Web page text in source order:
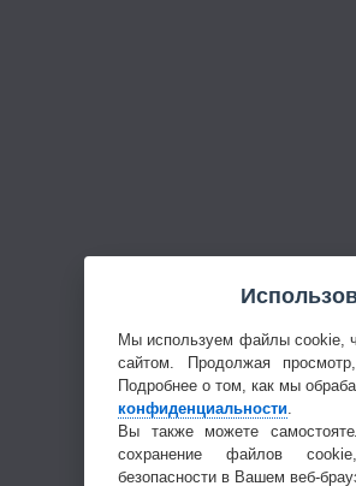
Мы используем файлы cookie,
сайтом. Продолжая
Подробнее о том, как мы
конфиденциальности
Вы также можете
сохранение файлов
безопасности в Вашем веб-